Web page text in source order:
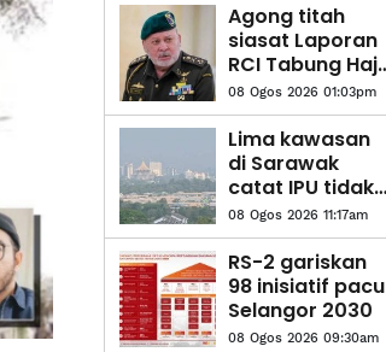
terbang, pintu
masuk negara,
titah Agong
Agong titah
siasat Laporan
RCI Tabung Haji
'sehingga ke
lubang cacing'
08 Ogos 2026 01:03pm
Lima kawasan
di Sarawak
catat IPU tidak
sihat - JAS
08 Ogos 2026 11:17am
RS-2 gariskan
98 inisiatif pacu
Selangor 2030
08 Ogos 2026 09:30am